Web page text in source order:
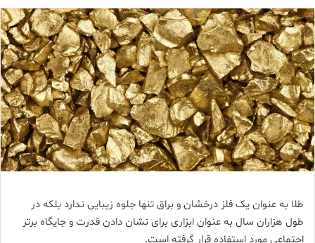
طلا به عنوان یک فلز درخشان و براق تنها جلوه زیبایی ندارد بلکه در
طول هزاران سال به عنوان ابزاری برای نشان دادن قدرت و جایگاه برتر
اجتماعی مورد استفاده قرار گرفته است.